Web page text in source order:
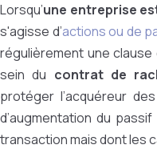
Lorsqu’une entreprise
s'agisse d’actions ou de
régulièrement une
sein du contrat de
protéger l’acquéreur
d’augmentation du
transaction mais dont les